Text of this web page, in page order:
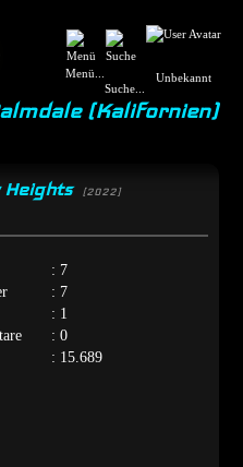
Menü...
Suche...
Unbekannt
(Kalifornien)
Heights [2022]
: 7
: 7
: 1
: 0
: 15.689